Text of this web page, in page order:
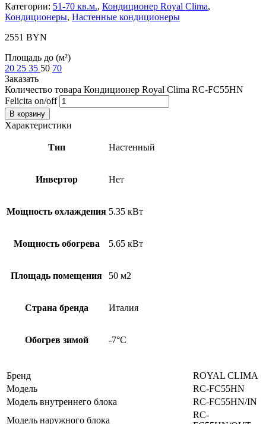
Категории: 51-70 кв.м., Кондиционер Royal Clima,
Кондиционеры, Настенные кондиционеры
2551 BYN
Площадь до (м²)
20 25 35 50 70
Заказать
Количество товара Кондиционер Royal Clima RC-FC55HN
Felicita on/off
В корзину
Характеристики
Тип Настенный
Инвертор Нет
Мощность охлаждения 5.35 кВт
Мощность обогрева 5.65 кВт
Площадь помещения 50 м2
Страна бренда Италия
Обогрев зимой -7°С
Бренд
ROYAL CLIMA
Модель
RC-FC55HN
Модель внутреннего блока
RC-FC55HN/IN
Модель наружного блока
RC-